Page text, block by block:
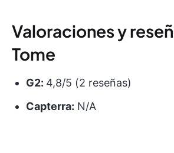
Valoraciones y
Tome
G2: 4,8/5 (2 reseñas)
Capterra: N/A